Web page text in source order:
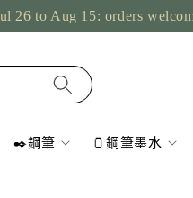
shipping paused during
✒️鋼筆 🫙鋼筆墨水